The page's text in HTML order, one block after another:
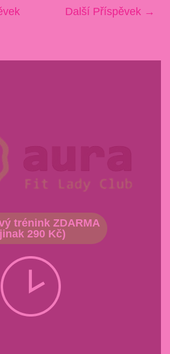
Další Příspěvek →
trénink ZDARMA
290 Kč)